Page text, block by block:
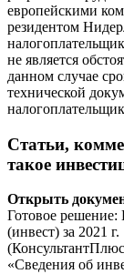
европейскими
резидентом
не является
данном случае
технической
Статьи,
такое
Открыть
Готовое решение:
(инвест) за 2021 г.
«Сведения об